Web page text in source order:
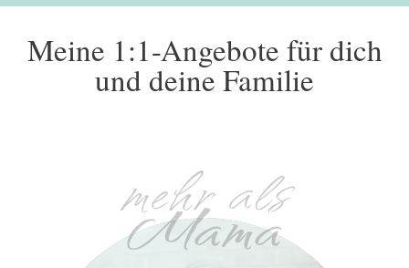
Meine 1:1-Angebote für dich
und deine Familie
mehr als
Mama